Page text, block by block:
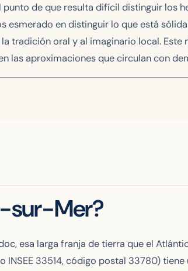
de que resulta difícil distinguir los
esmerado en distinguir lo que está
tradición oral y al imaginario local. Este
las aproximaciones que circulan con
sur-Mer?
esa larga franja de tierra que el
33514, código postal 33780) tiene